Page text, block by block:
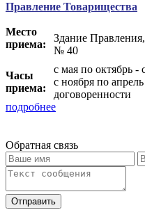
Правление Товарищества
Место
приема:
Здание
№ 40
Часы
приема:
с мая по октябрь -
с ноября по
договоренности
подробнее
Обратная связь
Отправить